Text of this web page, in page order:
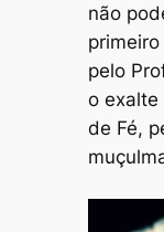
não
pelo
o
de Fé,